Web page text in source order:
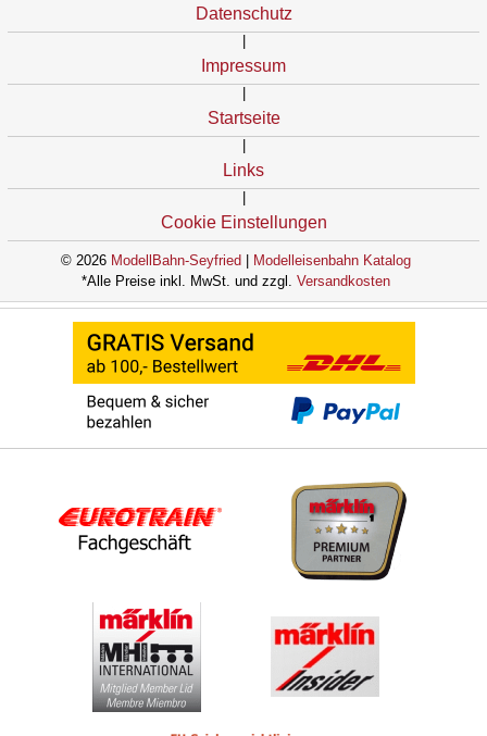
Datenschutz
Impressum
Startseite
Links
Cookie Einstellungen
© 2026 ModellBahn-Seyfried
Modelleisenbahn Katalog
*Alle Preise inkl. MwSt. und zzgl. Versandkosten